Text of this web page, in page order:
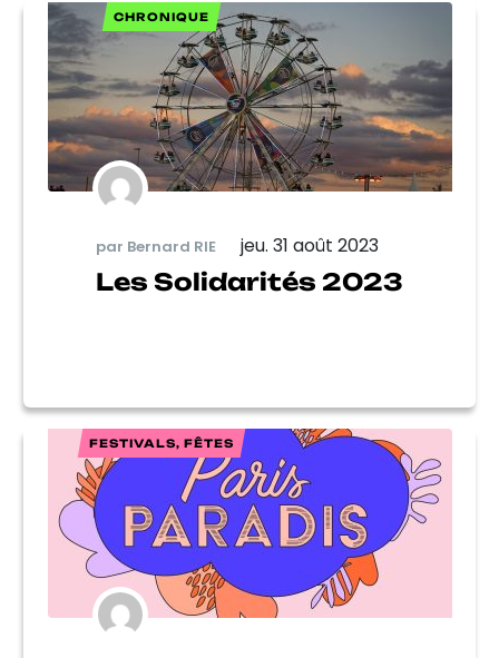
CHRONIQUE
par Bernard RIE jeu. 31 août 2023
Les Solidarités 2023
FESTIVALS, FÊTES